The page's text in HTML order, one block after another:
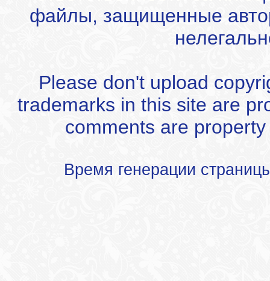
файлы, защищенные
Please don't upload
trademarks in this site are
comments are
Время генерации